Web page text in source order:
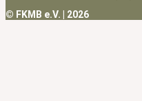
© FKMB e.V. | 2026